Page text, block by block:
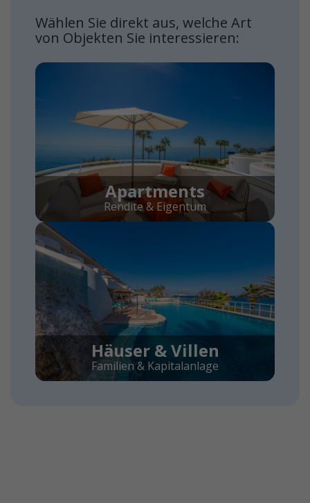
Wählen Sie direkt aus, welche Art
von Objekten Sie interessieren:
Apartments
Rendite & Eigentum
Häuser & Villen
Familien & Kapitalanlage